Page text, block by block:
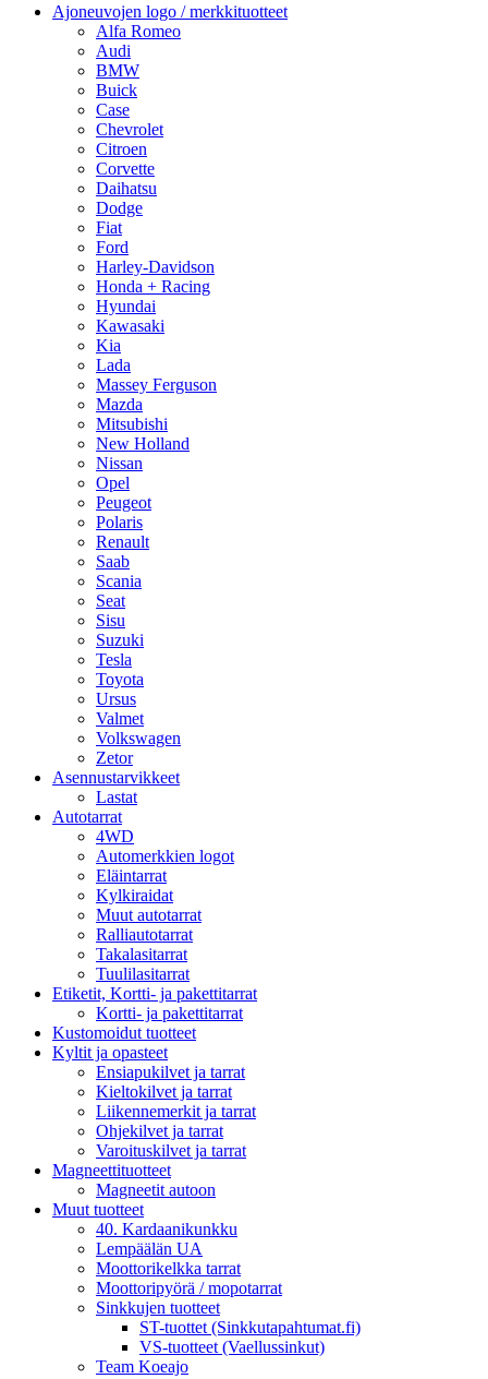
Ajoneuvojen logo / merkkituotteet
Alfa Romeo
Audi
BMW
Buick
Case
Chevrolet
Citroen
Corvette
Daihatsu
Dodge
Fiat
Ford
Harley-Davidson
Honda + Racing
Hyundai
Kawasaki
Kia
Lada
Massey Ferguson
Mazda
Mitsubishi
New Holland
Nissan
Opel
Peugeot
Polaris
Renault
Saab
Scania
Seat
Sisu
Suzuki
Tesla
Toyota
Ursus
Valmet
Volkswagen
Zetor
Asennustarvikkeet
Lastat
Autotarrat
4WD
Automerkkien logot
Eläintarrat
Kylkiraidat
Muut autotarrat
Ralliautotarrat
Takalasitarrat
Tuulilasitarrat
Etiketit, Kortti- ja pakettitarrat
Kortti- ja pakettitarrat
Kustomoidut tuotteet
Kyltit ja opasteet
Ensiapukilvet ja tarrat
Kieltokilvet ja tarrat
Liikennemerkit ja tarrat
Ohjekilvet ja tarrat
Varoituskilvet ja tarrat
Magneettituotteet
Magneetit autoon
Muut tuotteet
40. Kardaanikunkku
Lempäälän UA
Moottorikelkka tarrat
Moottoripyörä / mopotarrat
Sinkkujen tuotteet
ST-tuottet (Sinkkutapahtumat.fi)
VS-tuotteet (Vaellussinkut)
Team Koeajo